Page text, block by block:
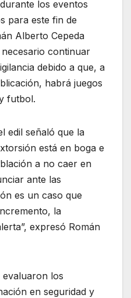
los eventos
para este fin de
Alberto Cepeda
continuar
debido a que, a
habrá juegos
futbol.
edil señaló que la
está en boga e
a no caer en
ante las
es un caso que
la
expresó Román
evaluaron los
en seguridad y